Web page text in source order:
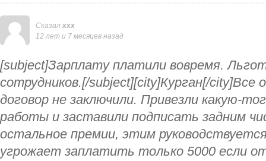
Сказал ххх
12 лет и 7 месяцев назад
[subject]Зарплату платили вовремя.
сотрудников.[/subject][city]Курган[/city]Все
договор не заключили. Привезли какую-
работы и заставили подписать задним
остальное премии, этим
угрожает заплатить только 5000 если